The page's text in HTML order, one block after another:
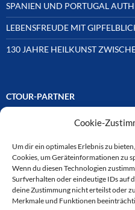
Cookie-
Um dir ein optimales Erlebnis zu
Cookies, um Geräteinformationen zu
Wenn du diesen Technologien
Surfverhalten oder eindeutige IDs auf
deine Zustimmung nicht erteilst oder
Merkmale und Funktionen
SPANIEN UND PORTUGAL
LEBENSFREUDE MIT
130 JAHRE HEILKUNST
CTOUR-PARTNER
Unsere Reisejournalisten-
ausgewählten Partnern der
verbunden. Hier eine
Auswahl der Online-Plattformen: